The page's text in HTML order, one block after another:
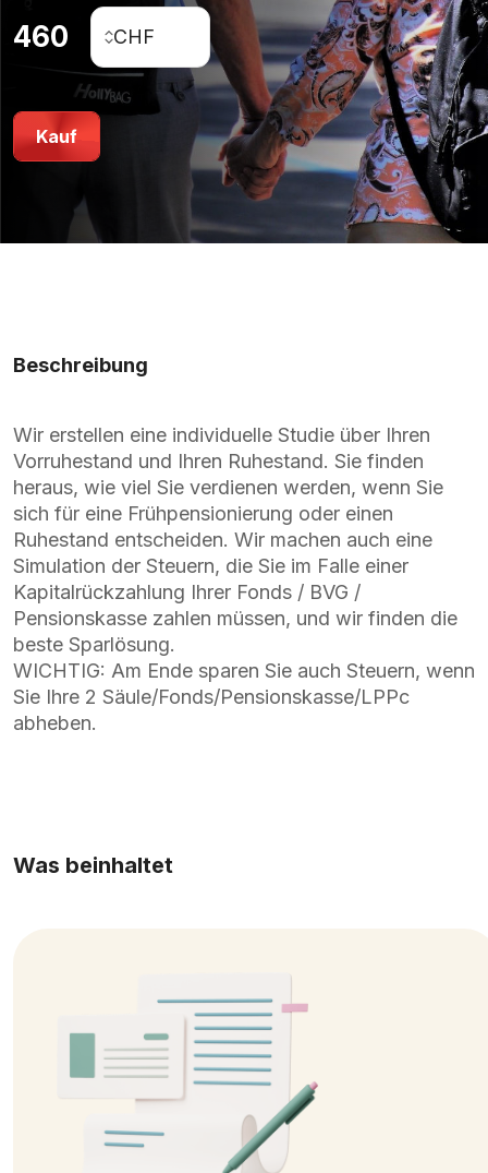
460
Kauf
Beschreibung
Wir erstellen eine individuelle Studie über Ihren
Vorruhestand und Ihren Ruhestand. Sie finden
heraus, wie viel Sie verdienen werden, wenn Sie
sich für eine Frühpensionierung oder einen
Ruhestand entscheiden. Wir machen auch eine
Simulation der Steuern, die Sie im Falle einer
Kapitalrückzahlung Ihrer Fonds / BVG /
Pensionskasse zahlen müssen, und wir finden die
beste Sparlösung.
WICHTIG: Am Ende sparen Sie auch Steuern, wenn
Sie Ihre 2 Säule/Fonds/Pensionskasse/LPPc
abheben.
Was beinhaltet